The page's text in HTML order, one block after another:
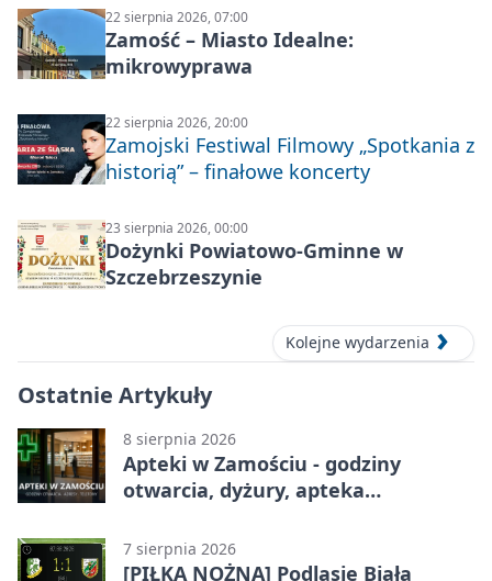
22 sierpnia 2026, 07:00
Zamość – Miasto Idealne:
mikrowyprawa
22 sierpnia 2026, 20:00
Zamojski Festiwal Filmowy „Spotkania z
historią” – finałowe koncerty
23 sierpnia 2026, 00:00
Dożynki Powiatowo-Gminne w
Szczebrzeszynie
Kolejne wydarzenia
Ostatnie Artykuły
8 sierpnia 2026
Apteki w Zamościu - godziny
otwarcia, dyżury, apteka
7 sierpnia 2026
[PIŁKA NOŻNA] Podlasie Biała